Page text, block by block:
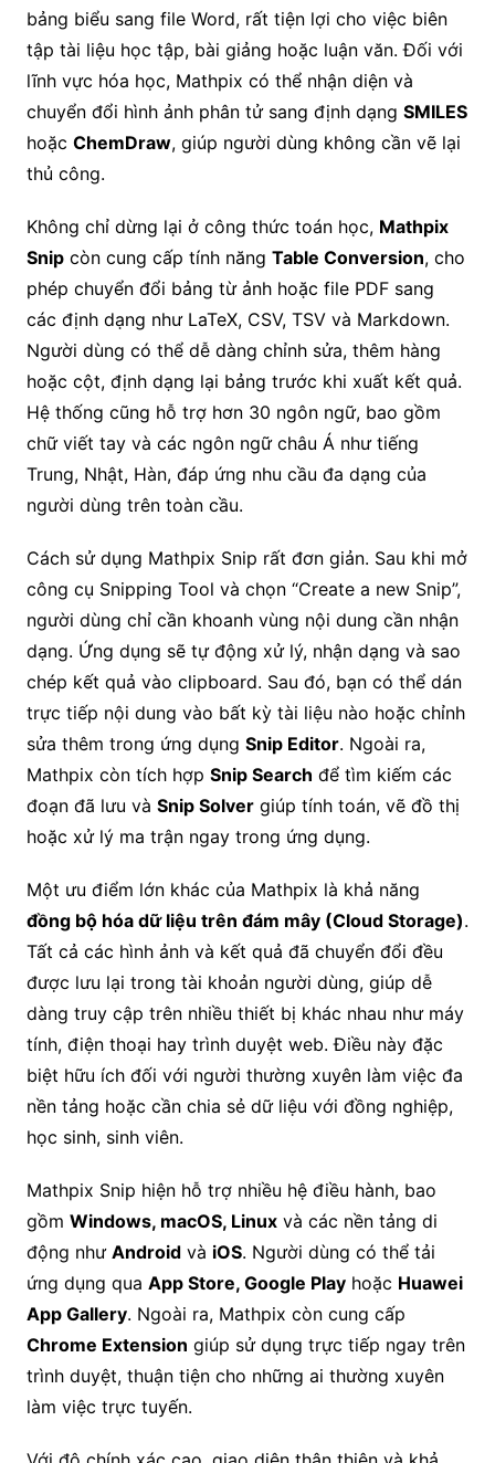
bảng biểu sang file Word, rất tiện lợi cho việc biên
tập tài liệu học tập, bài giảng hoặc luận văn. Đối với
lĩnh vực hóa học, Mathpix có thể nhận diện và
chuyển đổi hình ảnh phân tử sang định dạng SMILES
hoặc ChemDraw, giúp người dùng không cần vẽ lại
thủ công.
Không chỉ dừng lại ở công thức toán học, Mathpix
Snipcòn cung cấp tính năng Table Conversion, cho
phép chuyển đổi bảng từ ảnh hoặc file PDF sang
các định dạng như LaTeX, CSV, TSV và Markdown.
Người dùng có thể dễ dàng chỉnh sửa, thêm hàng
hoặc cột, định dạng lại bảng trước khi xuất kết quả.
Hệ thống cũng hỗ trợ hơn 30 ngôn ngữ, bao gồm
chữ viết tay và các ngôn ngữ châu Á như tiếng
Trung, Nhật, Hàn, đáp ứng nhu cầu đa dạng của
người dùng trên toàn cầu.
Cách sử dụng Mathpix Snip rất đơn giản. Sau khi mở
công cụ Snipping Tool và chọn “Create a new Snip”,
người dùng chỉ cần khoanh vùng nội dung cần nhận
dạng. Ứng dụng sẽ tự động xử lý, nhận dạng và sao
chép kết quả vào clipboard. Sau đó, bạn có thể dán
trực tiếp nội dung vào bất kỳ tài liệu nào hoặc chỉnh
sửa thêm trong ứng dụng Snip Editor. Ngoài ra,
Mathpix còn tích hợp Snip Search để tìm kiếm các
đoạn đã lưu và Snip Solvergiúp tính toán, vẽ đồ thị
hoặc xử lý ma trận ngay trong ứng dụng.
Một ưu điểm lớn khác của Mathpix là khả năng
đồng bộ hóa dữ liệu trên đám mây (Cloud Storage).
Tất cả các hình ảnh và kết quả đã chuyển đổi đều
được lưu lại trong tài khoản người dùng, giúp dễ
dàng truy cập trên nhiều thiết bị khác nhau như máy
tính, điện thoại hay trình duyệt web. Điều này đặc
biệt hữu ích đối với người thường xuyên làm việc đa
nền tảng hoặc cần chia sẻ dữ liệu với đồng nghiệp,
học sinh, sinh viên.
Mathpix Snip hiện hỗ trợ nhiều hệ điều hành, bao
gồm Windows, macOS, Linuxvà các nền tảng di
động như Androidvà iOS. Người dùng có thể tải
ứng dụng qua App Store, Google Playhoặc Huawei
App Gallery. Ngoài ra, Mathpix còn cung cấp
Chrome Extension giúp sử dụng trực tiếp ngay trên
trình duyệt, thuận tiện cho những ai thường xuyên
làm việc trực tuyến.